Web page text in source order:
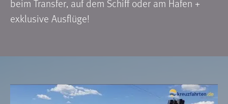
beim Transfer, auf dem Schiff oder am Hafen +
exklusive Ausflüge!